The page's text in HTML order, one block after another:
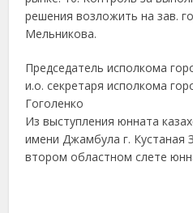
решения возложить на зав.
Мельникова.
Председатель исполкома
и.о. секретаря исполкома
Гоголенко
Из выступления юнната
имени Джамбула г. Кустаная
втором областном слете